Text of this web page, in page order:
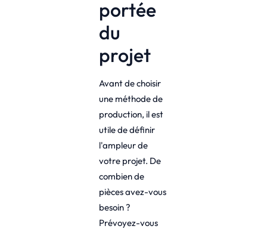
portée
du
projet
Avant de choisir
une méthode de
production, il est
utile de définir
l'ampleur de
votre projet. De
combien de
pièces avez-vous
besoin ?
Prévoyez-vous